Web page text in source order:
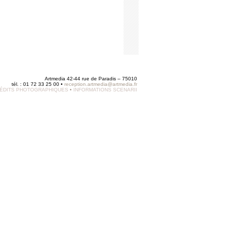
Artmedia 42-44 rue de Paradis – 75010
tél. : 01 72 33 25 00 • reception.artmedia@artmedia.fr
PHOTOGRAPHIQUES • INFORMATIONS SCENARII